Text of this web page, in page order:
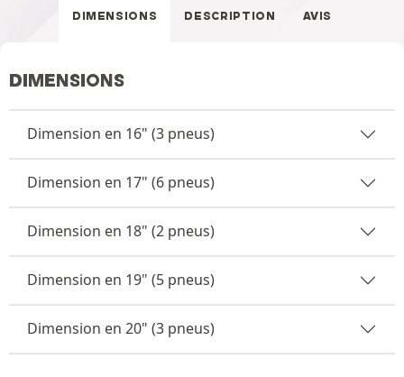
DIMENSIONS DESCRIPTION AVIS
DIMENSIONS
Dimension en 16" (3 pneus)
Dimension en 17" (6 pneus)
Dimension en 18" (2 pneus)
Dimension en 19" (5 pneus)
Dimension en 20" (3 pneus)